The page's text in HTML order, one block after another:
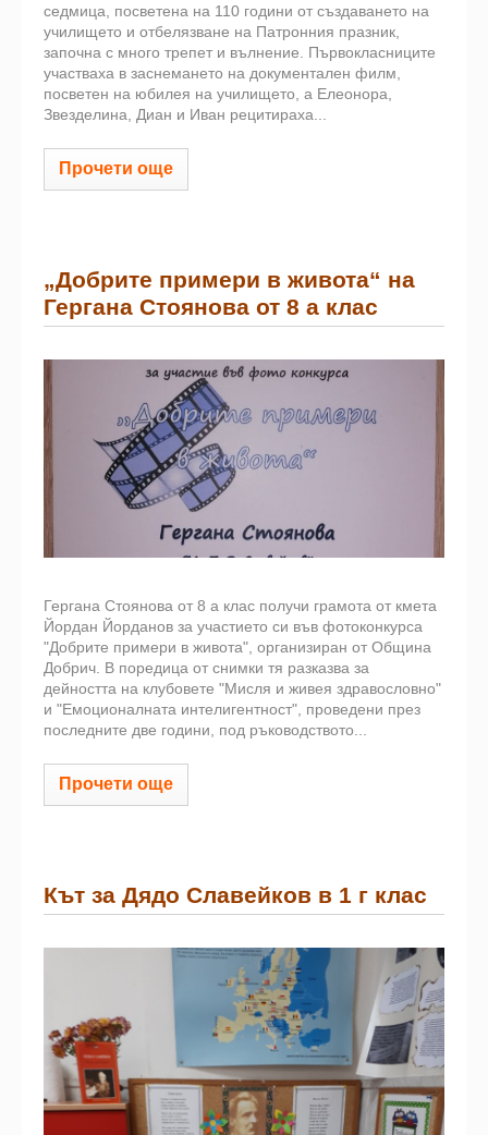
седмица, посветена на 110 години от създаването на
училището и отбелязване на Патронния празник,
започна с много трепет и вълнение. Първокласниците
участваха в заснемането на документален филм,
посветен на юбилея на училището, а Елеонора,
Звезделина, Диан и Иван рецитираха...
Прочети още
„Добрите примери в живота“ на
Гергана Стоянова от 8 а клас
Гергана Стоянова от 8 а клас получи грамота от кмета
Йордан Йорданов за участието си във фотоконкурса
"Добрите примери в живота", организиран от Община
Добрич. В поредица от снимки тя разказва за
дейността на клубовете "Мисля и живея здравословно"
и "Емоционалната интелигентност", проведени през
последните две години, под ръководството...
Прочети още
Кът за Дядо Славейков в 1 г клас